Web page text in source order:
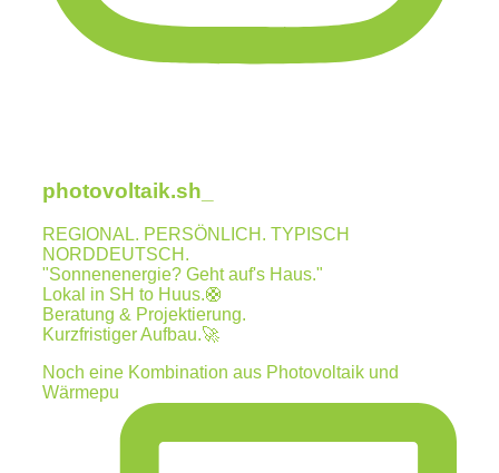
photovoltaik.sh_
REGIONAL. PERSÖNLICH. TYPISCH
NORDDEUTSCH.
"Sonnenenergie? Geht auf's Haus."
Lokal in SH to Huus.🛟
Beratung & Projektierung.
Kurzfristiger Aufbau.🚀
Noch eine Kombination aus Photovoltaik und
Wärmepu